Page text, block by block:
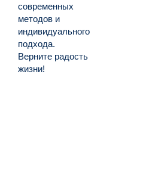
современных
методов и
индивидуального
подхода.
Верните радость
жизни!